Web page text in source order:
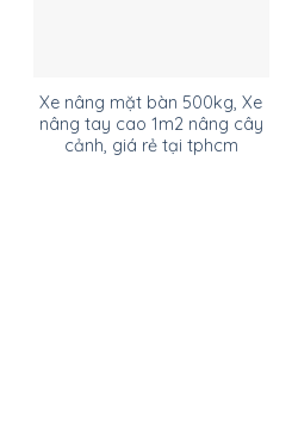
Xe nâng mặt bàn 500kg, Xe
nâng tay cao 1m2 nâng cây
cảnh, giá rẻ tại tphcm